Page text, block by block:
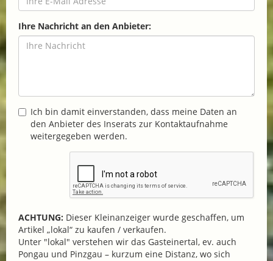
Ihre Nachricht an den Anbieter:
Ich bin damit einverstanden, dass meine Daten an
den Anbieter des Inserats zur Kontaktaufnahme
weitergegeben werden.
ACHTUNG: Dieser Kleinanzeiger wurde geschaffen, um
Artikel „lokal“ zu kaufen / verkaufen.
Unter "lokal" verstehen wir das Gasteinertal, ev. auch
Pongau und Pinzgau – kurzum eine Distanz, wo sich